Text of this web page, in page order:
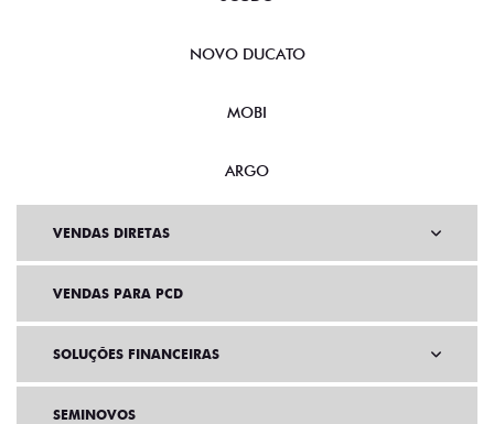
NOVO DUCATO
MOBI
ARGO
VENDAS DIRETAS
VENDAS PARA PCD
SOLUÇÕES FINANCEIRAS
SEMINOVOS